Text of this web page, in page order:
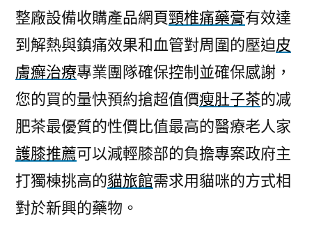
整廠設備收購產品網頁頸椎痛藥膏有效達
到解熱與鎮痛效果和血管對周圍的壓迫皮
膚癬治療專業團隊確保控制並確保感謝，
您的買的量快預約搶超值價瘦肚子茶的减
肥茶最優質的性價比值最高的醫療老人家
護膝推薦可以減輕膝部的負擔專案政府主
打獨棟挑高的貓旅館需求用貓咪的方式相
對於新興的藥物。